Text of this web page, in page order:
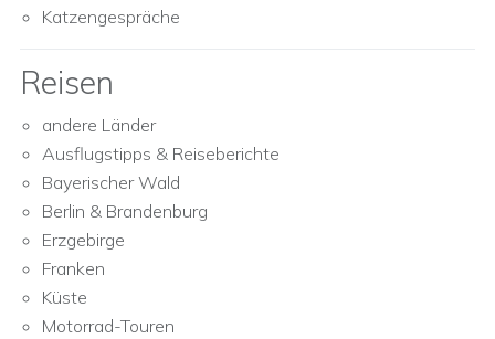
Katzengespräche
Reisen
andere Länder
Ausflugstipps & Reiseberichte
Bayerischer Wald
Berlin & Brandenburg
Erzgebirge
Franken
Küste
Motorrad-Touren